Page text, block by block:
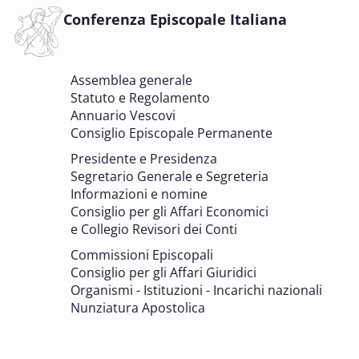
INTERVENTO A FAVORE DEI BENI CULTURALI ECCLESIASTICI E
DELL'EDILIZIA DI CULTO
Giornate di studio Associazione
Archivistica Ecclesiastica - Luoghi di
memoria. Artefici di cultura. Archivi
valorizzazione del patrimonio
BENI CULTURALI E EDILIZIA DI CULTO
7 OTTOBRE 2025
Consulta nazionale Beni culturali e Edilizia
di culto
BENI CULTURALI E EDILIZIA DI CULTO
Conferenza Episcopale Italiana
Assemblea generale
Statuto e Regolamento
Annuario Vescovi
Consiglio Episcopale Permanente
Presidente e Presidenza
Segretario Generale e Segreteria
Informazioni e nomine
Consiglio per gli Affari Economici
e Collegio Revisori dei Conti
Commissioni Episcopali
Consiglio per gli Affari Giuridici
Organismi - Istituzioni - Incarichi nazionali
Nunziatura Apostolica